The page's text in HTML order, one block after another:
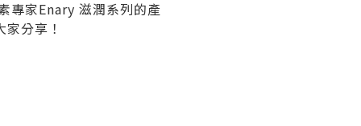
專家Enary 滋潤系列的產
分享！